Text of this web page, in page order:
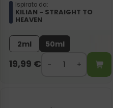
Ispirato da:
KILIAN - STRAIGHT TO
HEAVEN
2ml 50ml
19,99 €